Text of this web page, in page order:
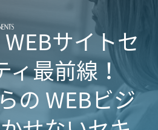
WEBサイトセ
ィ最前線！
の WEBビジ